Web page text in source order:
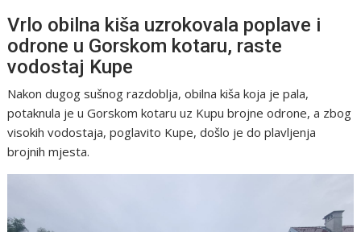
Vrlo obilna kiša uzrokovala poplave i
odrone u Gorskom kotaru, raste
vodostaj Kupe
Nakon dugog sušnog razdoblja, obilna kiša koja je pala,
potaknula je u Gorskom kotaru uz Kupu brojne odrone, a zbog
visokih vodostaja, poglavito Kupe, došlo je do plavljenja
brojnih mjesta.